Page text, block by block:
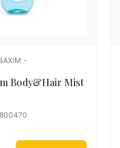
-
Body&Hair Mist